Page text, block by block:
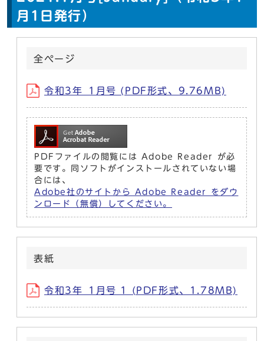
月1日発行）
全ぺージ
令和3年_1月号 (PDF形式、9.76MB)
PDFファイルの閲覧には Adobe Reader が必
要です。同ソフトがインストールされていない場
合には、
Adobe社のサイトから Adobe Reader をダウ
ンロード（無償）してください。
表紙
令和3年_1月号 1 (PDF形式、1.78MB)